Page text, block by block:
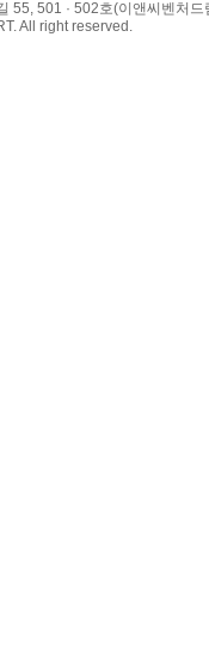
55, 501 · 502호(이앤씨벤처드
All right reserved.